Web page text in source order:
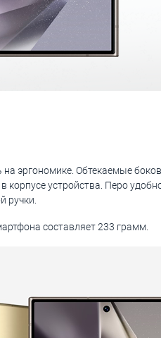
эргономике. Обтекаемые
устройства. Перо
ручки.
составляет 233 грамм.